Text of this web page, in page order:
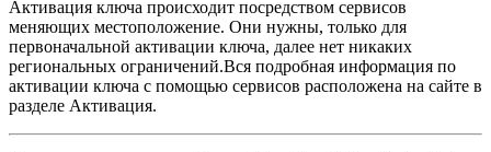
Активация ключа происходит посредством сервисов
меняющих местоположение. Они нужны, только для
первоначальной активации ключа, далее нет никаких
региональных ограничений.Вся подробная информация по
активации ключа с помощью сервисов расположена на сайте в
разделе Активация.